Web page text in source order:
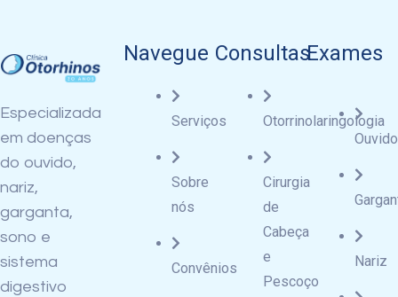
Especializada
em doenças
do ouvido,
nariz,
garganta,
sono e
sistema
digestivo
Navegue
Serviços
Sobre
nós
Convênios
Consultas
Otorrinolaringologia
Cirurgia
de
Cabeça
e
Pescoço
Exames
Ouvido
Nariz